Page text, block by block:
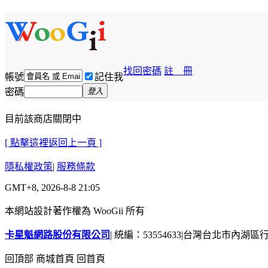
帳號 記住我
找回密碼 註 冊
密碼 登入
目前該商店關閉中
[ 點擊這裡返回上一頁 ]
隱私權政策| 服務條款
GMT+8, 2026-8-8 21:05
本網站設計著作權為 WooGii 所有
卡星魁網路股份有限公司 | 統編：53554633|台灣台北市內湖區
回頂部 商城首頁 回首頁